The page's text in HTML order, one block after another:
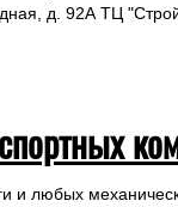
д. 92А ТЦ
и любых